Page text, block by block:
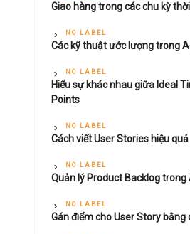
Giao hàng trong các chu kỳ
NO LABEL
Các kỹ thuật ước lượng trong
NO LABEL
Hiểu sự khác nhau giữa Ideal
Points
NO LABEL
Cách viết User Stories hiệu quả
NO LABEL
Quản lý Product Backlog trong
NO LABEL
Gán điểm cho User Story bằng